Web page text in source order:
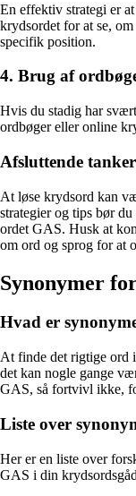
En effektiv strategi er
krydsordet for at se,
specifik position.
4. Brug af
Hvis du stadig har
ordbøger eller online
Afsluttende tanker
At løse krydsord kan
strategier og tips bør
ordet GAS. Husk at
om ord og sprog for at
Synonymer
Hvad er
At finde det rigtige ord
det kan nogle gange
GAS, så fortvivl ikke,
Liste over
Her er en liste over
GAS i din